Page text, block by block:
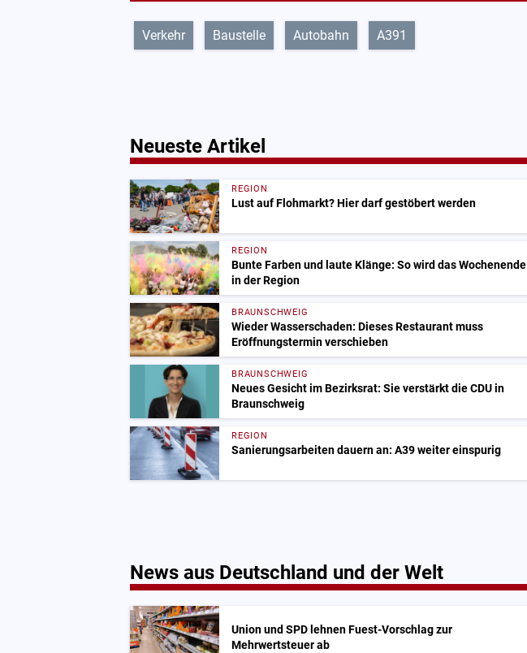
Verkehr Baustelle Autobahn A391
Neueste Artikel
REGION
Lust auf Flohmarkt? Hier darf gestöbert werden
REGION
Bunte Farben und laute Klänge: So wird das Wochenende
in der Region
BRAUNSCHWEIG
Wieder Wasserschaden: Dieses Restaurant muss
Eröffnungstermin verschieben
BRAUNSCHWEIG
Neues Gesicht im Bezirksrat: Sie verstärkt die CDU in
Braunschweig
REGION
Sanierungsarbeiten dauern an: A39 weiter einspurig
News aus Deutschland und der Welt
Union und SPD lehnen Fuest-Vorschlag zur
Mehrwertsteuer ab